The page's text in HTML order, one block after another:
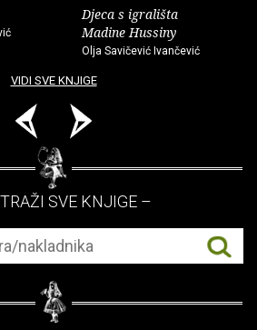
Djeca s igrališta
Madine Hussiny
Olja Savičević Ivančević
VIDI SVE KNJIGE
SVE KNJIGE –